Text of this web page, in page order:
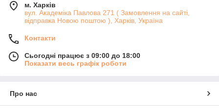
м. Харків
вул. Академіка Павлова 271 ( Замовлення на сайті,
відправка Новою поштою ), Харків, Україна
Контакти
Сьогодні працює з 09:00 до 18:00
Показати весь графік роботи
Про нас